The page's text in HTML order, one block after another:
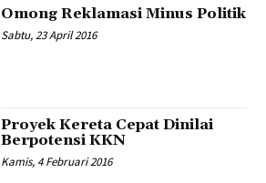
Omong Reklamasi Minus Politik
Sabtu, 23 April 2016
Proyek Kereta Cepat Dinilai
Berpotensi KKN
Kamis, 4 Februari 2016